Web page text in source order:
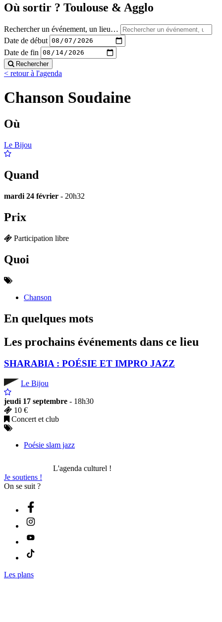
Où sortir ? Toulouse & Agglo
Rechercher un événement, un lieu…
Date de début
Date de fin
Rechercher
< retour à l'agenda
Chanson Soudaine
Où
Le Bijou
Quand
mardi 24 février - 20h32
Prix
Participation libre
Quoi
Chanson
En quelques mots
Les prochains événements dans ce lieu
SHARABIA : POÉSIE ET IMPRO JAZZ
Le Bijou
jeudi 17 septembre - 18h30
10 €
Concert et club
Poésie slam jazz
L'agenda culturel !
Je soutiens !
On se suit ?
Les plans